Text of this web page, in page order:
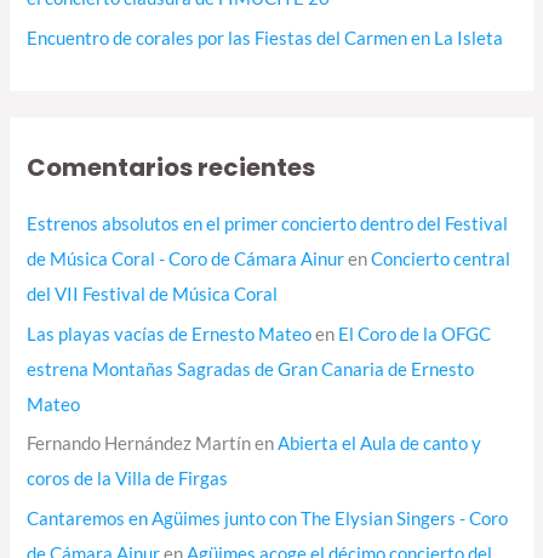
Encuentro de corales por las Fiestas del Carmen en La Isleta
Comentarios recientes
Estrenos absolutos en el primer concierto dentro del Festival
de Música Coral - Coro de Cámara AinurenConcierto central
del VII Festival de Música Coral
Las playas vacías de Ernesto Mateoen El Coro de la OFGC
estrena Montañas Sagradas de Gran Canaria de Ernesto
Mateo
Fernando Hernández MartínenAbierta el Aula de canto y
coros de la Villa de Firgas
Cantaremos en Agüimes junto con The Elysian Singers - Coro
de Cámara AinurenAgüimes acoge el décimo concierto del